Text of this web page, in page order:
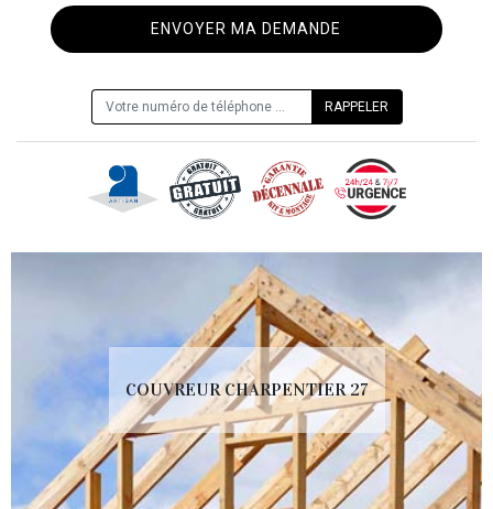
COUVREUR CHARPENTIER 27